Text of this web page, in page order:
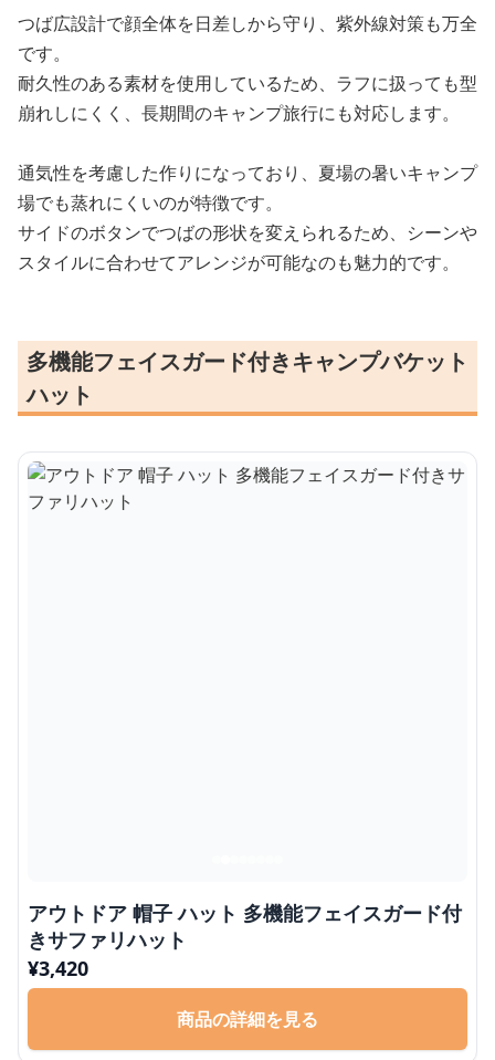
つば広設計で顔全体を日差しから守り、紫外線対策も万全
です。
耐久性のある素材を使用しているため、ラフに扱っても型
崩れしにくく、長期間のキャンプ旅行にも対応します。
通気性を考慮した作りになっており、夏場の暑いキャンプ
場でも蒸れにくいのが特徴です。
サイドのボタンでつばの形状を変えられるため、シーンや
スタイルに合わせてアレンジが可能なのも魅力的です。
多機能フェイスガード付きキャンプバケット
ハット
アウトドア 帽子 ハット 多機能フェイスガード付
きサファリハット
¥3,420
商品の詳細を見る